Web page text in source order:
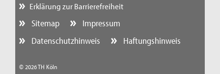
Erklärung zur Barrierefreiheit
Sitemap
Impressum
Datenschutzhinweis
Haftungshinweis
© 2026 TH Köln